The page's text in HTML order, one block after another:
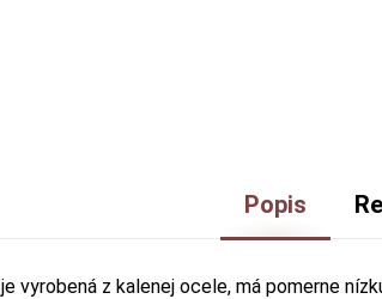
Popis
je vyrobená z kalenej ocele, má pomerne